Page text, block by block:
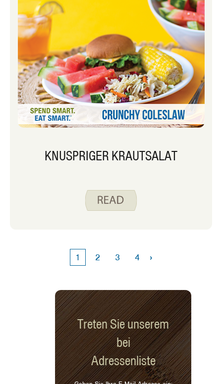
Nudelsalat, zu tun, außer dass ich viel
darüber nachgedacht habe, wie ich
meine Kinder in die Zubereitung von
Mahlzeiten und Snacks zu Hause
einbeziehen kann.
KNUSPRIGER KRAUTSALAT
1 2 3 4 ›
Treten Sie unserem
bei
Adressenliste